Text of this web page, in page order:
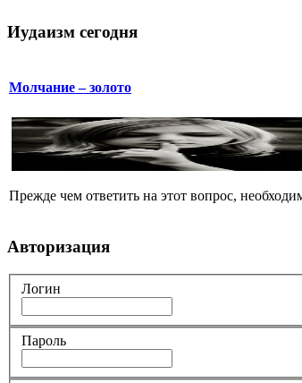
Иудаизм сегодня
Молчание – золото
Прежде чем ответить на этот вопрос,
Авторизация
Логин
Пароль